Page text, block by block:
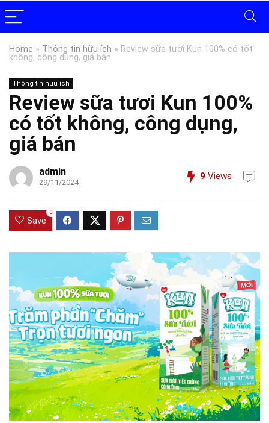
Home » Thông tin hữu ích » Review sữa tươi Kun 100% có tốt
không, công dụng, giá bán
Thông tin hữu ích
Review sữa tươi Kun 100%
có tốt không, công dụng,
giá bán
admin
29/11/2024
9 Views
Save
0